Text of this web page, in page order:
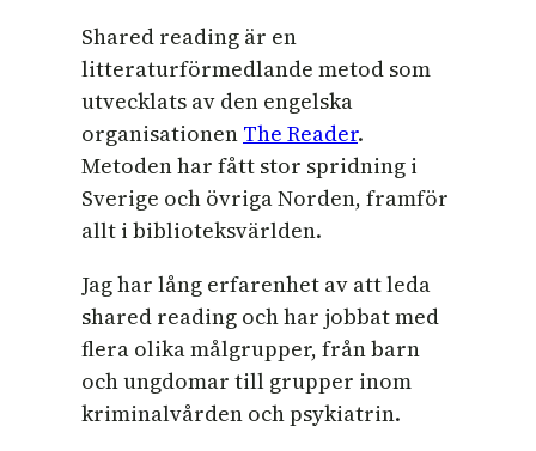
Shared reading är en
litteraturförmedlande metod som
utvecklats av den engelska
organisationen The Reader.
Metoden har fått stor spridning i
Sverige och övriga Norden, framför
allt i biblioteksvärlden.
Jag har lång erfarenhet av att leda
shared reading och har jobbat med
flera olika målgrupper, från barn
och ungdomar till grupper inom
kriminalvården och psykiatrin.